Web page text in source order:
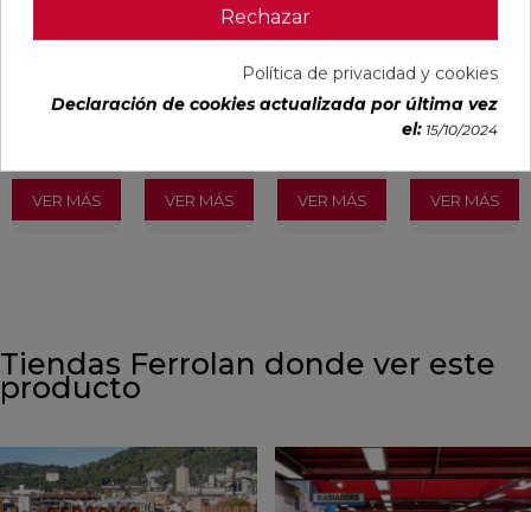
16,87 €
VER MÁS
Colorker
30,13 €
VER MÁS
Ref:
PVP
32,07 €
VER MÁS
PVP
32,07 €
/m²
(IVA
VER MÁS
Tiendas Ferrolan donde ver este
producto
Rechazar
Política de privacidad y cookies
Declaración de cookies actualizada por última vez
el: 15/10/2024